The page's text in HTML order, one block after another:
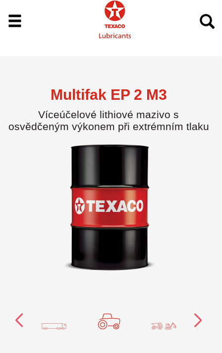
Multifak EP 2 M3
Víceúčelové lithiové mazivo s
osvědčeným výkonem při extrémním tlaku